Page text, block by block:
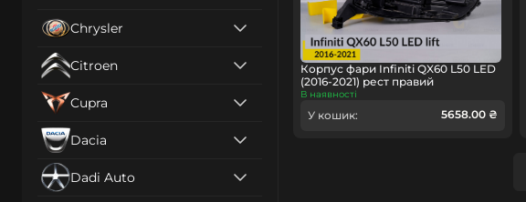
Chrysler
Citroen
Cupra
Dacia
Dadi Auto
Корпус фари Infiniti QX60 L50 LED
(2016-2021) рест правий
В наявності
У кошик: 5658.00 ₴